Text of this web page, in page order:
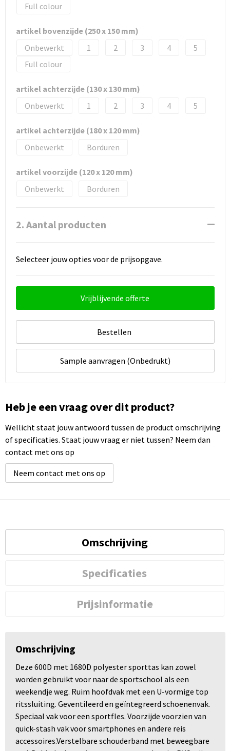
Full colour
artikel bovenzijde (250 x 150 mm)
Onbewerkt
1 2 3 4
5
Full colour
artikel achterzijde (130 x 130 mm)
Onbewerkt
1 2 3 4 5
artikel achterzijde (180 x 120 mm)
Onbewerkt
Borduren
artikel voorzijde (120 x 120 mm)
Onbewerkt
Borduren
2. Aantal producten
Selecteer jouw opties voor de prijsopgave.
Vrijblijvende offerte
Bestellen
Sample aanvragen (Onbedrukt)
Heb je een vraag over dit product?
Wellicht staat jouw antwoord tussen de product omschrijving
of specificaties. Staat jouw vraag er niet tussen? Neem dan
contact met ons op
Neem contact met ons op
Omschrijving
Specificaties
Prijsinformatie
Omschrijving
Deze 600D met 1680D polyester sporttas kan zowel
worden gebruikt voor naar de sportschool als een
weekendje weg. Ruim hoofdvak met een U-vormige top
ritssluiting. Geventileerd en geïntegreerd schoenenvak.
Speciaal vak voor een sportfles. Voorzijde voorzien van
quick-stash vak voor smartphones en andere reis
accessoires.Verstelbare schouderband met beweegbare